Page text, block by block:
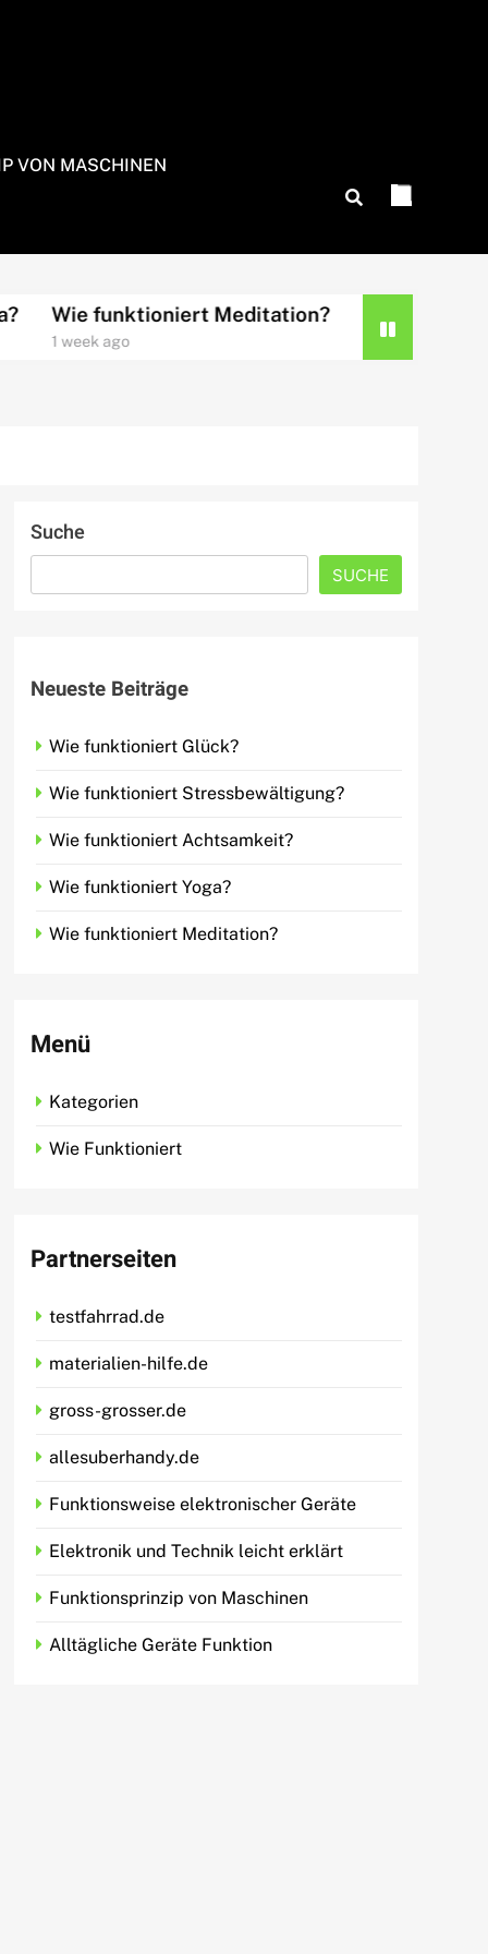
VON MASCHINEN
Wie funktioniert Meditation?
1 week ago
Wie funktioniert
2 weeks ago
Suche
SUCHE
Neueste Beiträge
Wie funktioniert Glück?
Wie funktioniert Stressbewältigung?
Wie funktioniert Achtsamkeit?
Wie funktioniert Yoga?
Wie funktioniert Meditation?
Menü
Kategorien
Wie Funktioniert
Partnerseiten
testfahrrad.de
materialien-hilfe.de
gross-grosser.de
allesuberhandy.de
Funktionsweise elektronischer Geräte
Elektronik und Technik leicht erklärt
Funktionsprinzip von Maschinen
Alltägliche Geräte Funktion